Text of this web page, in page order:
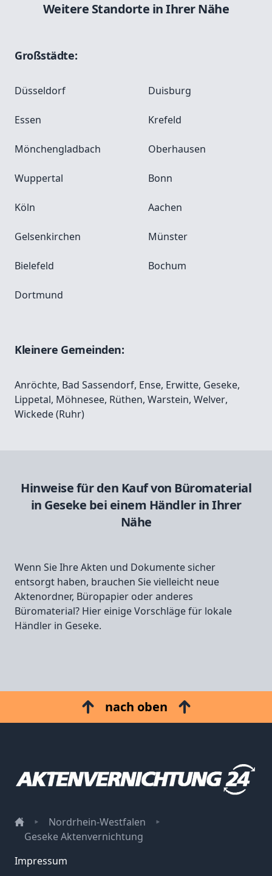
Weitere Standorte in Ihrer Nähe
Großstädte:
Düsseldorf Duisburg
Essen Krefeld
Mönchengladbach Oberhausen
Wuppertal Bonn
Köln Aachen
Gelsenkirchen Münster
Bielefeld Bochum
Dortmund
Kleinere Gemeinden:
Anröchte, Bad Sassendorf, Ense, Erwitte, Geseke,
Lippetal, Möhnesee, Rüthen, Warstein, Welver,
Wickede (Ruhr)
Hinweise für den Kauf von Büromaterial
in Geseke bei einem Händler in Ihrer
Nähe
Wenn Sie Ihre Akten und Dokumente sicher
entsorgt haben, brauchen Sie vielleicht neue
Aktenordner, Büropapier oder anderes
Büromaterial? Hier einige Vorschläge für lokale
Händler in Geseke.
nach oben
Nordrhein-Westfalen
Geseke Aktenvernichtung
Impressum